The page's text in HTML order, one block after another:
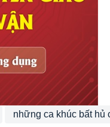
những ca khúc bất hủ